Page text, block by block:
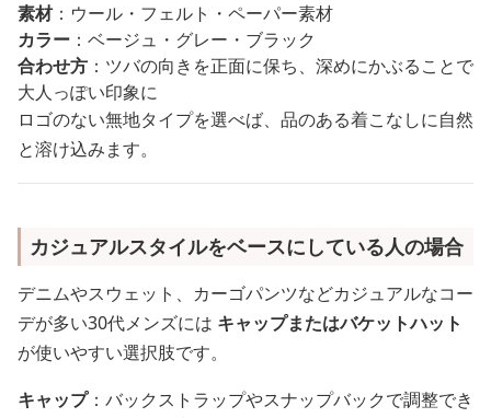
素材：ウール・フェルト・ペーパー素材
カラー ：ベージュ・グレー・ブラック
合わせ方 ：ツバの向きを正面に保ち、深めにかぶることで
大人っぽい印象に
ロゴのない無地タイプを選べば、品のある着こなしに自然
と溶け込みます。
カジュアルスタイルをベースにしている人の場合
デニムやスウェット、カーゴパンツなどカジュアルなコー
デが多い30代メンズには キャップまたはバケットハット
が使いやすい選択肢です。
キャップ：バックストラップやスナップバックで調整でき